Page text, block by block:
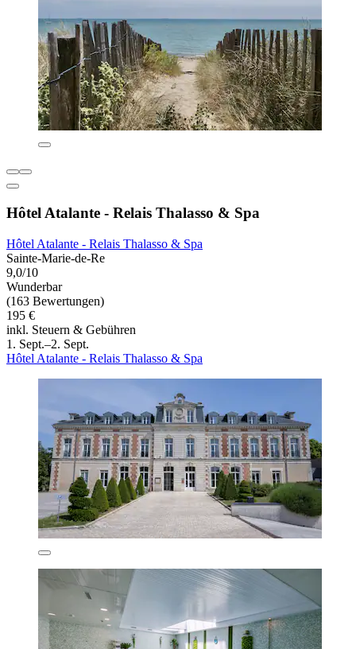
Hôtel Atalante - Relais Thalasso & Spa
Hôtel Atalante - Relais Thalasso & Spa
Sainte-Marie-de-Re
9,0/10
Wunderbar
(163 Bewertungen)
195 €
inkl. Steuern & Gebühren
1. Sept.–2. Sept.
Hôtel Atalante - Relais Thalasso & Spa